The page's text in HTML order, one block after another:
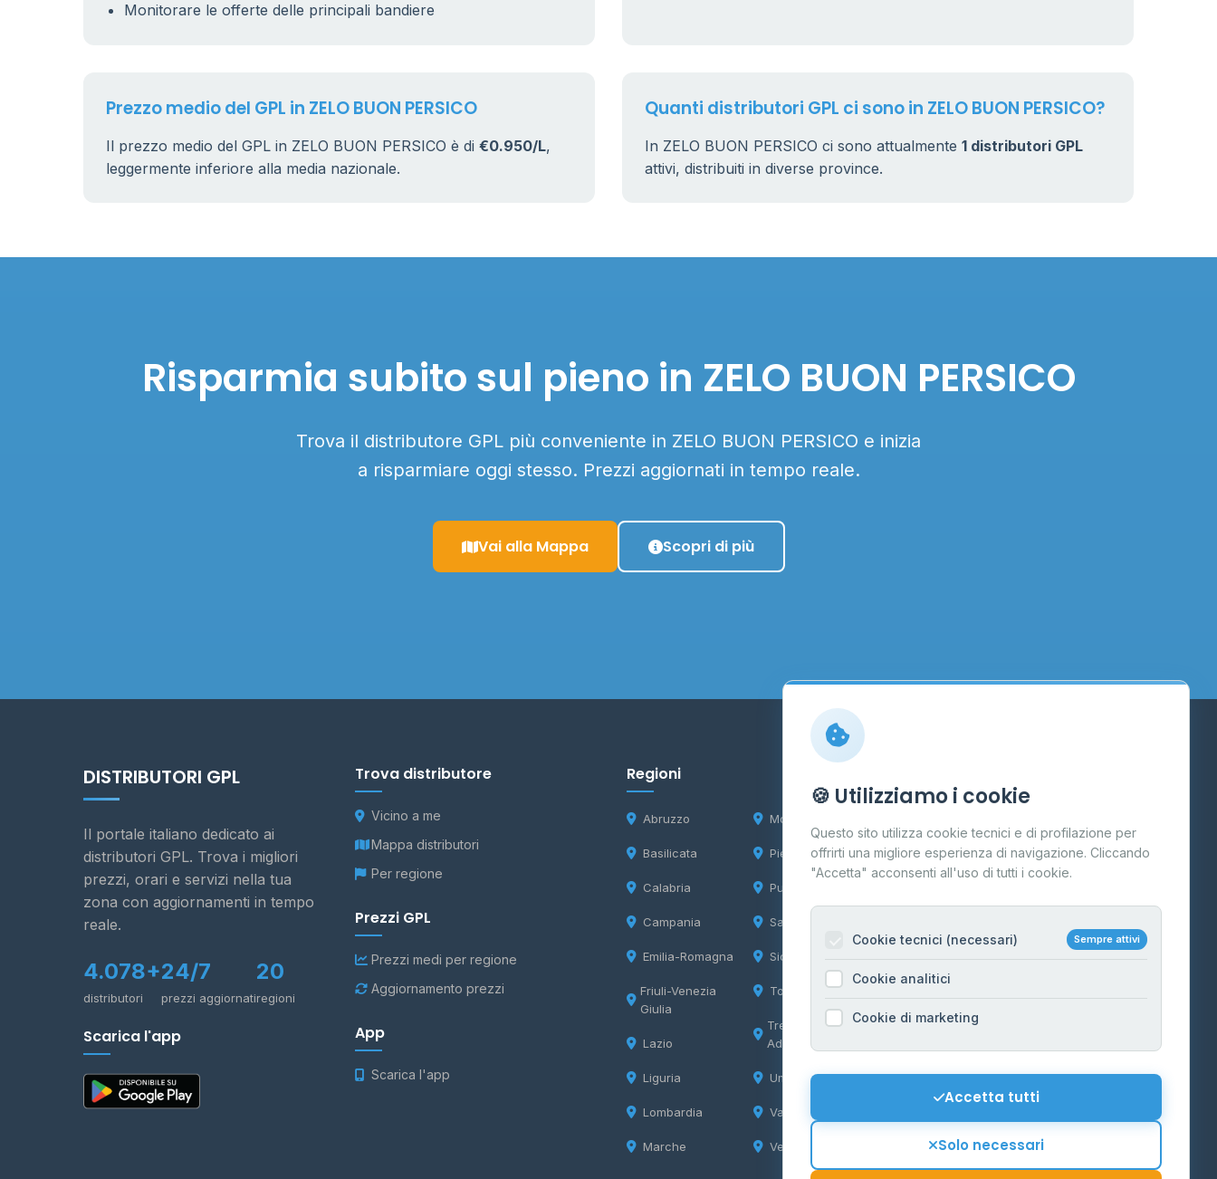
Monitorare le offerte delle principali bandiere
Prezzo medio del GPL in ZELO BUON PERSICO
Il prezzo medio del GPL in ZELO BUON PERSICO è di €0.950/L,
leggermente inferiore alla media nazionale.
Quanti distributori GPL ci sono in ZELO BUON PERSICO?
In ZELO BUON PERSICO ci sono attualmente 1 distributori GPL
attivi, distribuiti in diverse province.
Risparmia subito sul pieno in ZELO BUON PERSICO
Trova il distributore GPL più conveniente in ZELO BUON PERSICO e inizia
a risparmiare oggi stesso. Prezzi aggiornati in tempo reale.
Vai alla Mappa Scopri di più
DISTRIBUTORI GPL
Il portale italiano dedicato ai
distributori GPL. Trova i migliori
prezzi, orari e servizi nella tua
zona con aggiornamenti in tempo
reale.
4.078+
distributori
24/7
prezzi aggiornati
20
regioni
Scarica l'app
Trova distributore
Vicino a me
Mappa distributori
Per regione
Prezzi GPL
Prezzi medi per regione
Aggiornamento prezzi
App
Scarica l'app
Regioni
Abruzzo
Basilicata
Calabria
Campania
Emilia-Romagna
Friuli-Venezia
Giulia
Lazio
Liguria
Lombardia
Marche
Molise
Piemonte
Puglia
Sardegna
Sicilia
Toscana
Trentino-Alto
Adige
Umbria
Valle d'Aosta
Veneto
Contatti
Per gestori
Informazioni legali
Privacy Policy
Cookie Policy
Mappa del sito
Contattaci
🍪 Utilizziamo i cookie
Questo sito utilizza cookie tecnici e di profilazione per
offrirti una migliore esperienza di navigazione. Cliccando
"Accetta" acconsenti all'uso di tutti i cookie.
Cookie tecnici (necessari) Sempre attivi
Cookie analitici
Cookie di marketing
Accetta tutti
Solo necessari